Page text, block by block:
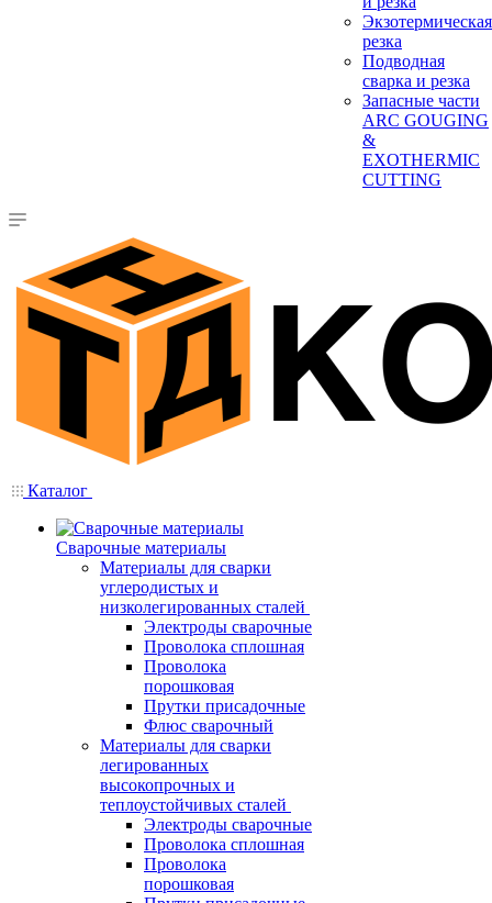
Экзотермическая
резка
Подводная
сварка и резка
Запасные части
ARC GOUGING
&
EXOTHERMIC
CUTTING
Каталог
Сварочные материалы
Материалы для сварки
углеродистых и
низколегированных сталей
Электроды сварочные
Проволока сплошная
Проволока
порошковая
Прутки присадочные
Флюс сварочный
Материалы для сварки
легированных
высокопрочных и
теплоустойчивых сталей
Электроды сварочные
Проволока сплошная
Проволока
порошковая